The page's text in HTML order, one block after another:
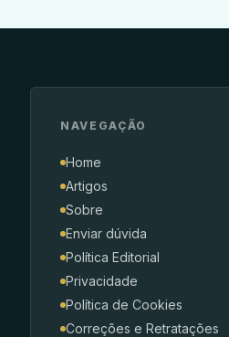
NAVEGAÇÃO
Home
Artigos
Sobre
Enviar dúvida
Política Editorial
Privacidade
Política de Cookies
Correções e Retratações